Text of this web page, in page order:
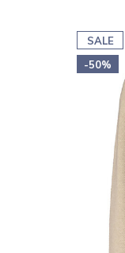
SALE
-50%